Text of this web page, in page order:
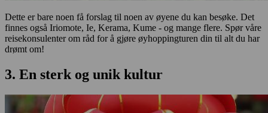
Dette er bare noen få forslag til noen av øyene du kan besøke. Det
finnes også Iriomote, Ie, Kerama, Kume - og mange flere. Spør våre
reisekonsulenter om råd for å gjøre øyhoppingturen din til alt du har
drømt om!
3. En sterk og unik kultur